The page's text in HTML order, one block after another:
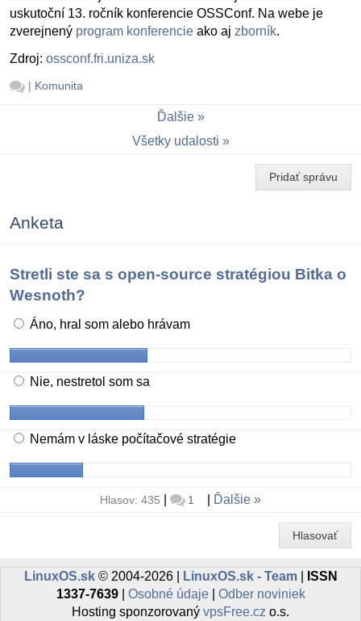
uskutoční 13. ročník konferencie OSSConf. Na webe je
zverejnený program konferencie ako aj zborník.
Zdroj: ossconf.fri.uniza.sk
| Komunita
Ďalšie
Všetky udalosti
Pridať správu
Anketa
Stretli ste sa s open-source stratégiou Bitka o
Wesnoth?
Áno, hral som alebo hrávam
Nie, nestretol som sa
Nemám v láske počítačové stratégie
Hlasov: 435 1 Ďalšie
Hlasovať
LinuxOS.sk© 2004-2026 | LinuxOS.sk - Team|
ISSN
1337-7639| Osobné údaje| Odber noviniek
Hosting sponzorovaný vpsFree.cz o.s.